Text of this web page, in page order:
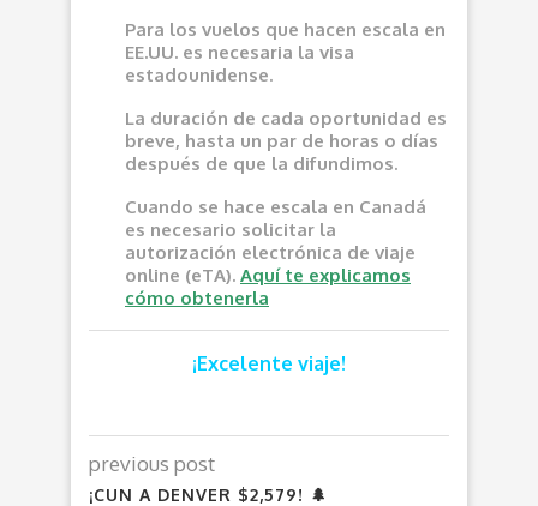
Para los vuelos que hacen escala en
EE.UU. es necesaria la visa
estadounidense.
La duración de cada oportunidad es
breve, hasta un par de horas o días
después de que la difundimos.
Cuando se hace escala en Canadá
es necesario solicitar la
autorización electrónica de viaje
online (eTA). Aquí te explicamos
cómo obtenerla
¡Excelente viaje!
previous post
¡CUN A DENVER $2,579! 🌲